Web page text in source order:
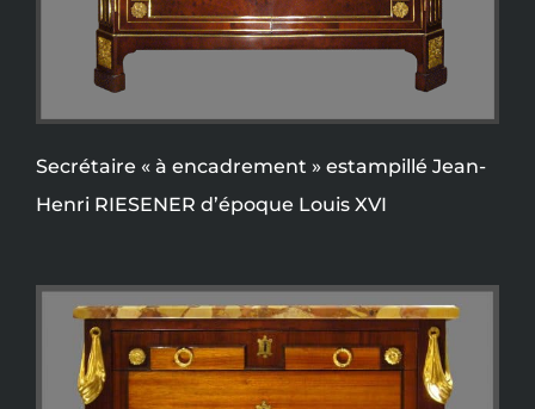
Secrétaire « à encadrement » estampillé Jean-
Henri RIESENER d’époque Louis XVI